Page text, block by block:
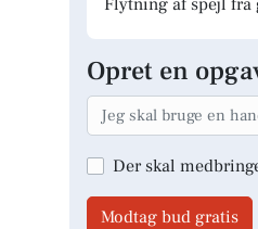
Flytning af spejl
Opret en
Der skal
Modtag bud gratis